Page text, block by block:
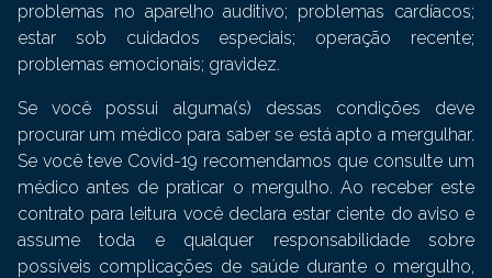
problemas no aparelho auditivo; problemas cardíacos;
estar sob cuidados especiais; operação recente;
problemas emocionais; gravidez.
Se você possui alguma(s) dessas condições deve
procurar um médico para saber se está apto a mergulhar.
Se você teve Covid-19 recomendamos que consulte um
médico antes de praticar o mergulho. Ao receber este
contrato para leitura você declara estar ciente do aviso e
assume toda e qualquer responsabilidade sobre
possíveis complicações de saúde durante o mergulho,